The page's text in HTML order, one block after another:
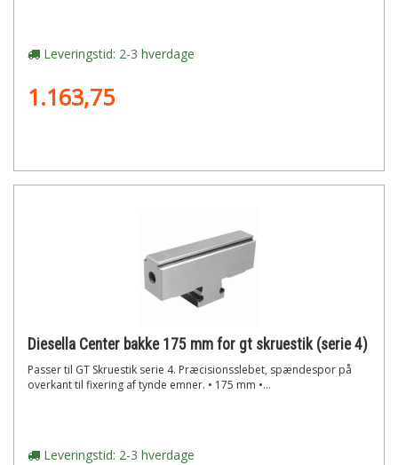
Leveringstid: 2-3 hverdage
1.163,75
Diesella Center bakke 175 mm for gt skruestik (serie 4)
Passer til GT Skruestik serie 4. Præcisionsslebet, spændespor på
overkant til fixering af tynde emner. • 175 mm •...
Leveringstid: 2-3 hverdage